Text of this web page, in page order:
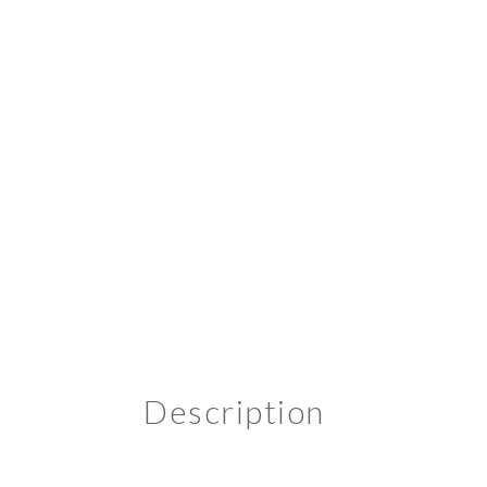
Description